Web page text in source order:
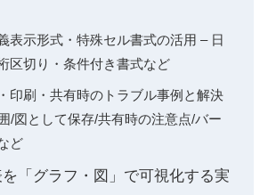
表示形式・特殊セル書式の活用 – 日
区切り・条件付き書式など
印刷・共有時のトラブル事例と解決
/図として保存/共有時の注意点/バー
ど
「グラフ・図」で可視化する実